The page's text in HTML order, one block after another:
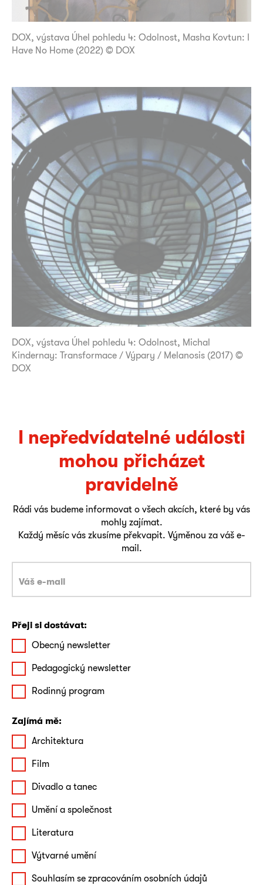
DOX, výstava Úhel pohledu 4: Odolnost, Masha Kovtun: I
Have No Home (2022) © DOX
DOX, výstava Úhel pohledu 4: Odolnost, Michal
Kindernay: Transformace / Výpary / Melanosis (2017) ©
DOX
I nepředvídatelné události
mohou přicházet
pravidelně
Rádi vás budeme informovat o všech akcích, které by vás
mohly zajímat.
Každý měsíc vás zkusíme překvapit. Výměnou za váš e-
mail.
Přeji si dostávat:
Obecný newsletter
Pedagogický newsletter
Rodinný program
Zajímá mě:
Architektura
Film
Divadlo a tanec
Umění a společnost
Literatura
Výtvarné umění
Souhlasím se zpracováním osobních údajů